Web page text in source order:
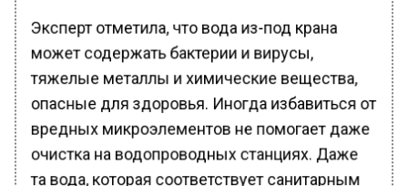
Эксперт отметила, что вода из-под крана
может содержать бактерии и вирусы,
тяжелые металлы и химические вещества,
опасные для здоровья. Иногда избавиться от
вредных микроэлементов не помогает даже
очистка на водопроводных станциях. Даже
та вода, которая соответствует санитарным